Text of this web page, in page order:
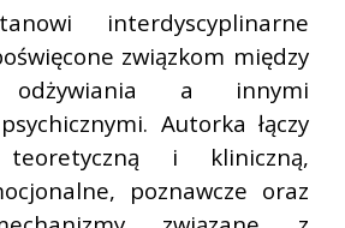
interdyscyplinarne
związkom między
odżywiania a innymi
Autorka łączy
teoretyczną i kliniczną,
poznawcze oraz